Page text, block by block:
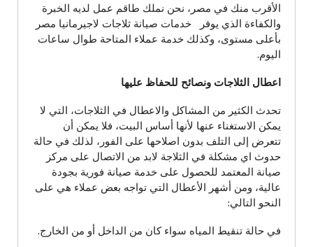
الأقرب منك في مصر، نحن نملك طاقم عمل لديه الخبرة
والكفاءة الذي يوفر خدمات صيانة ثلاجات لاجيرمانيا مصر
بأعلى مستوى، وكذلك خدمة عملاء المتاحة طوال ساعات
اليوم.
اعطال الثلاجات ونصائح للحفاظ عليها
تحدث الكثير من المشاكل والاعطال في الثلاجات، التي لا
يمكن الاستغناء عنها لأنها أساس البيت، فلا يمكن أن
تتعرض إلى التلف بدون اصلاحها على الفور، لذلك في حالة
حدوث اي مشكلة في الثلاجة لابد من الاتصال على مركز
صيانة المعتمد للحصول على خدمة صيانة فورية بجودة
عالية، ومن أشهر الأعطال التي تواجه بعض عملاء هي على
النحو التالي:
في حالة تنقيط المياه سواء كان من الداخل أو من الخارج.